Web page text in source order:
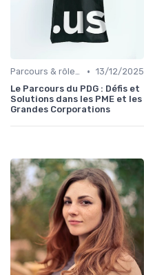
Parcours & rôle du CEO • 13/12/2025
Le Parcours du PDG : Défis et
Solutions dans les PME et les
Grandes Corporations